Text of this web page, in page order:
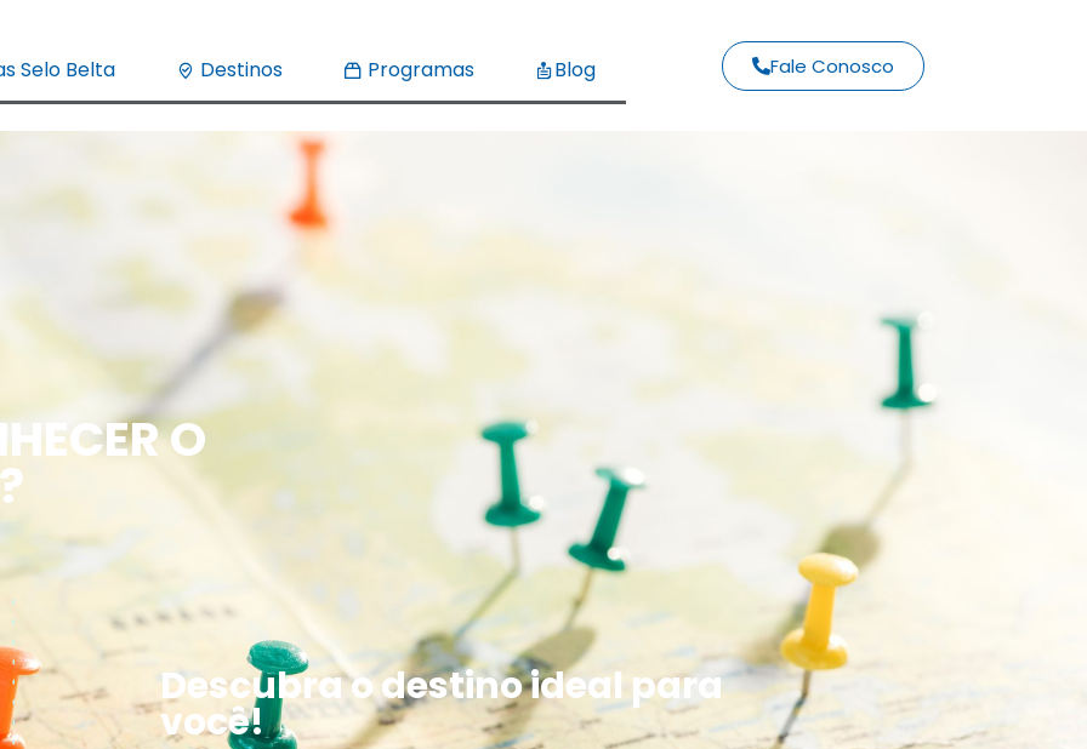
Selo Belta Destinos Programas Blog Fale Conosco
O
Descubra o destino ideal para
você!